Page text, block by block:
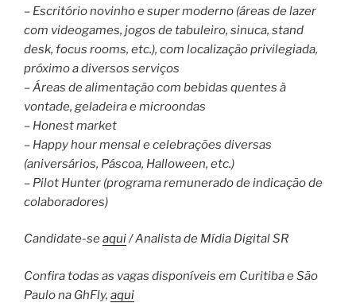
– Escritório novinho e super moderno (áreas de lazer
com videogames, jogos de tabuleiro, sinuca, stand
desk, focus rooms, etc.), com localização privilegiada,
próximo a diversos serviços
– Áreas de alimentação com bebidas quentes à
vontade, geladeira e microondas
– Honest market
– Happy hour mensal e celebrações diversas
(aniversários, Páscoa, Halloween, etc.)
– Pilot Hunter (programa remunerado de indicação de
colaboradores)
Candidate-seaqui/ Analista de Mídia Digital SR
Confira todas as vagas disponíveis em Curitiba e São
Paulo na GhFly, aqui